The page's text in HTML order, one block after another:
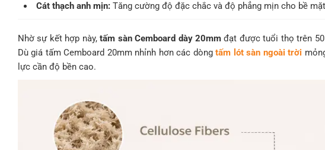
Cát thạch anh mịn: Tăng cường độ đặc chắc và độ phẳng mịn cho bề
Nhờ sự kết hợp này,tấm sàn Cemboard dày 20mm đạt được tuổi thọ trên
Dù giá tấm Cemboard 20mm nhỉnh hơn các dòngtấm lót sàn ngoài trời
lực cần độ bền cao.